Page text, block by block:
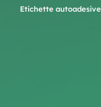
Etichette autoadesive